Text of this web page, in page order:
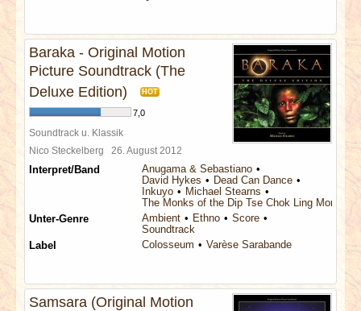
Baraka - Original Motion
Picture Soundtrack (The
Deluxe Edition)
HOT
7,0
Soundtrack u. Klassik
Nico Steckelberg 26. August 2012
Interpret/Band
Anugama & Sebastiano
David Hykes
Dead Can Dance
Inkuyo
Michael Stearns
The Monks of the Dip Tse Chok Ling
Unter-Genre
Ambient Ethno
Score
Soundtrack
Label
Colosseum Varèse Sarabande
Samsara (Original Motion